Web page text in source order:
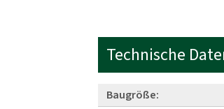
Technische
Baugröße: